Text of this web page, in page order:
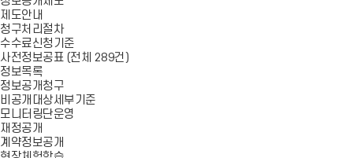
제도안내
청구처리절차
수수료신청기준
사전정보공표 (전체 289건)
정보목록
정보공개청구
비공개대상세부기준
모니터링단운영
재정공개
계약정보공개